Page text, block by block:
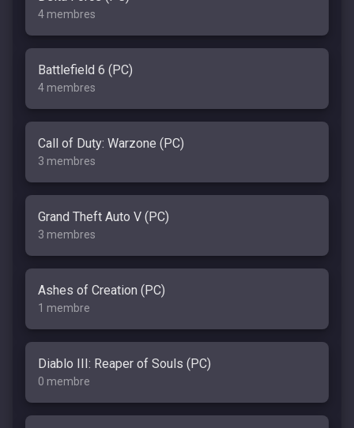
4 membres
Battlefield 6 (PC)
4 membres
Call of Duty: Warzone (PC)
3 membres
Grand Theft Auto V (PC)
3 membres
Ashes of Creation (PC)
1 membre
Diablo III: Reaper of Souls (PC)
0 membre